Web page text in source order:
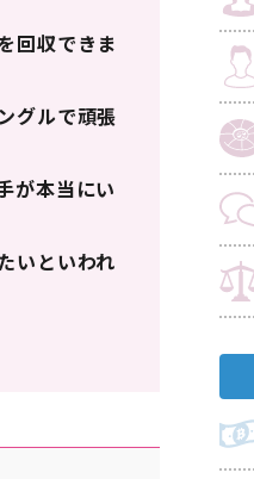
回収できま
グルで頑張
が本当にい
いといわれ